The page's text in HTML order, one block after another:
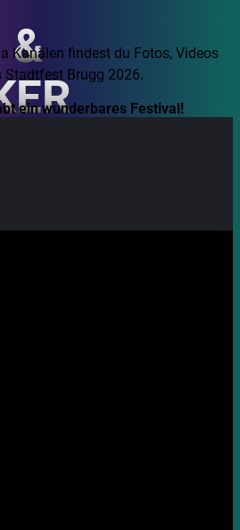
&
Kanälen findest du Fotos, Videos
Stadtfest Brugg 2026.
ein wunderbares Festival!